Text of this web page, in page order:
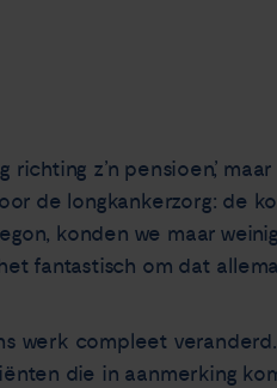
richting z’n pensioen’,
de longkankerzorg: de
konden we maar
fantastisch om dat
werk compleet
die in aanmerking